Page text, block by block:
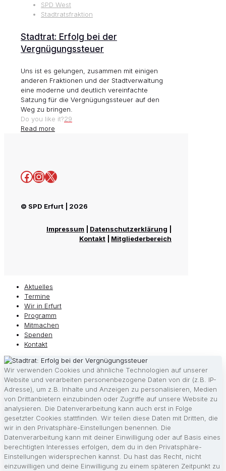
SPD West
Stadtratsfraktion
Stadtrat: Erfolg bei der
Vergnügungssteuer
Uns ist es gelungen, zusammen mit einigen
anderen Fraktionen und der Stadtverwaltung
eine moderne und deutlich vereinfachte
Satzung für die Vergnügungssteuer auf den
Weg zu bringen.
Do you like it?29
Read more
Facebook
Instagram
X
© SPD Erfurt | 2026
Impressum Datenschutzerklärung
Kontakt
Mitgliederbereich
Aktuelles
Termine
Wir in Erfurt
Programm
Mitmachen
Spenden
Kontakt
Wir verwenden Cookies und ähnliche Technologien auf unserer
Website und verarbeiten personenbezogene Daten von dir (z.B. IP-
Adresse), um z.B. Inhalte und Anzeigen zu personalisieren, Medien
von Drittanbietern einzubinden oder Zugriffe auf unsere Website zu
analysieren. Die Datenverarbeitung kann auch erst in Folge
gesetzter Cookies stattfinden. Wir teilen diese Daten mit Dritten, die
wir in den Privatsphäre-Einstellungen benennen. Die
Datenverarbeitung kann mit deiner Einwilligung oder auf Basis eines
berechtigten Interesses erfolgen, dem du in den Privatsphäre-
Einstellungen widersprechen kannst. Du hast das Recht, nicht
einzuwilligen und deine Einwilligung zu einem späteren Zeitpunkt zu